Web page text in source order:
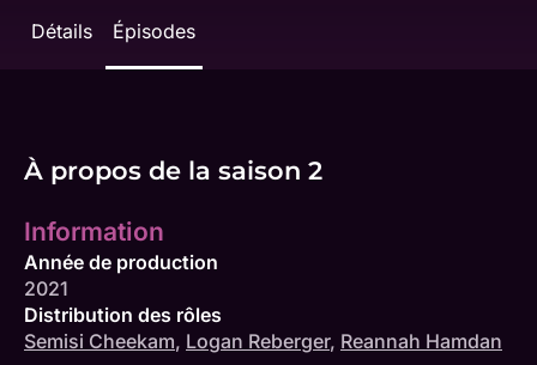
Détails Épisodes
À propos de la saison 2
Information
Année de production
2021
Distribution des rôles
Semisi Cheekam, Logan Reberger, Reannah Hamdan